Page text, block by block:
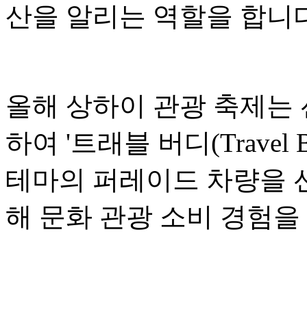
산을 알리는 역할을 합니
올해 상하이 관광 축제는
하여 '트래블 버디(Travel
테마의 퍼레이드 차량을
해 문화 관광 소비 경험